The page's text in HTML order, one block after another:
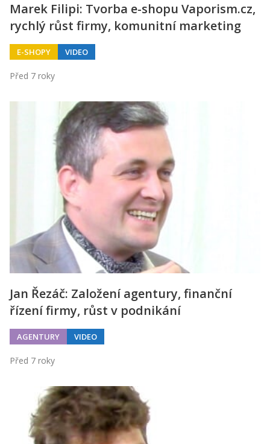
Marek Filipi: Tvorba e-shopu Vaporism.cz,
rychlý růst firmy, komunitní marketing
E-SHOPY VIDEO
Před 7 roky
Jan Řezáč: Založení agentury, finanční
řízení firmy, růst v podnikání
AGENTURY VIDEO
Před 7 roky